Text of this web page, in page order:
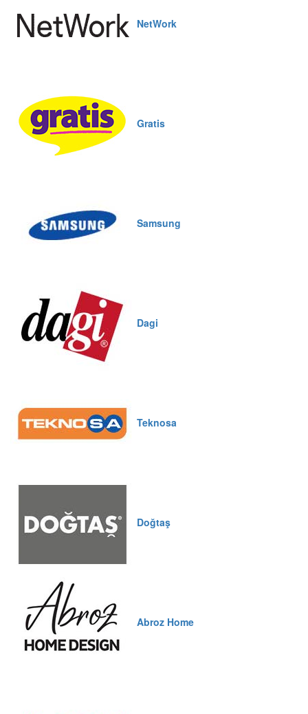
NetWork
Gratis
Samsung
Dagi
Teknosa
Doğtaş
Abroz Home